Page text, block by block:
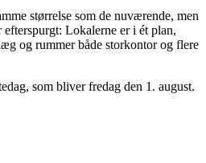
størrelse som de nuværende, men
Lokalerne er i ét plan,
og rummer både storkontor og flere
som bliver fredag den 1. august.